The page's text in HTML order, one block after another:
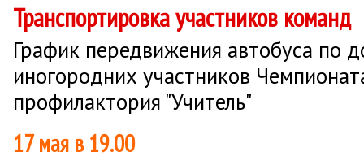
Транспортировка участников команд
График передвижения автобуса по
иногородних участников
профилактория "Учитель"
17 мая в 19.00